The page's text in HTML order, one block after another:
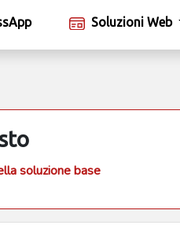
Soluzioni Web
soluzione base